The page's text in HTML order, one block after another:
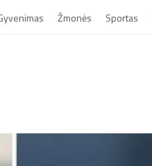
Žmonės Sportas